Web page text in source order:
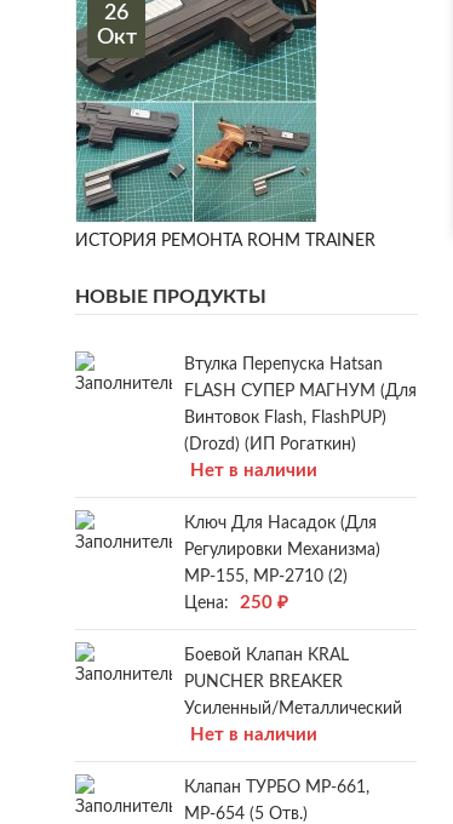
26
Окт
ИСТОРИЯ РЕМОНТА ROHM TRAINER
НОВЫЕ ПРОДУКТЫ
Втулка Перепуска Hatsan
FLASH СУПЕР МАГНУМ (для
Винтовок Flash, FlashPUP)
(Drozd) (ИП Рогаткин)
Нет в наличии
Ключ Для Насадок (для
Регулировки Механизма)
МР-155, МР-2710 (2)
Цена:
250 ₽
Боевой Клапан KRAL
PUNCHER BREAKER
Усиленный/металлический
Нет в наличии
Клапан ТУРБО МР-661,
МР-654 (5 Отв.)